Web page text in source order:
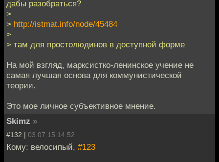
дабы разобраться?
>
> http://istmat.info/node/45484
>
> там для простолюдинов в доступной форме
На мой взгляд, марксистко-ленинское учение не
самая лучшая основа для коммунистической
теории.
Это мое личное субъективное мнение.
Skimz »
#132 | 03.07.15 14:52
Кому: велосипый, #123